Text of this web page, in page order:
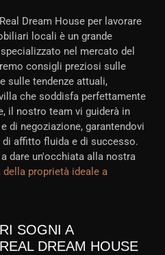
Dream House per lavorare
locali è un grande
nel mercato del
consigli preziosi sulle
sulle tendenze attuali,
che soddisfa perfettamente
il nostro team vi guiderà in
di negoziazione, garantendovi
affitto fluida e di successo.
dare un'occhiata alla nostra
della proprietà ideale a
SOGNI A
DREAM HOUSE